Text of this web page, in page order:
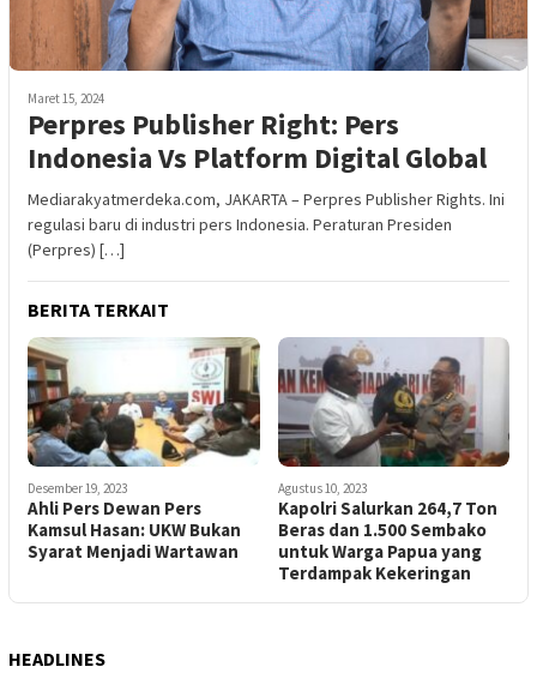
Maret 15, 2024
Perpres Publisher Right: Pers
Indonesia Vs Platform Digital Global
Mediarakyatmerdeka.com, JAKARTA – Perpres Publisher Rights. Ini
regulasi baru di industri pers Indonesia. Peraturan Presiden
(Perpres) […]
BERITA TERKAIT
Desember 19, 2023
Ahli Pers Dewan Pers
Kamsul Hasan: UKW Bukan
Syarat Menjadi Wartawan
Agustus 10, 2023
Kapolri Salurkan 264,7 Ton
Beras dan 1.500 Sembako
untuk Warga Papua yang
Terdampak Kekeringan
HEADLINES